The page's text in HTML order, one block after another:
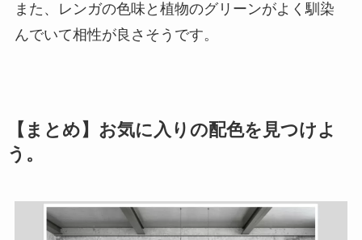
また、レンガの色味と植物のグリーンがよく馴染
んでいて相性が良さそうです。
【まとめ】お気に入りの配色を見つけよ
う。